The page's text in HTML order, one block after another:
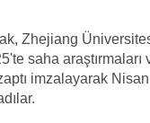
Zhejiang
saha araştırmaları
imzalayarak Nisan